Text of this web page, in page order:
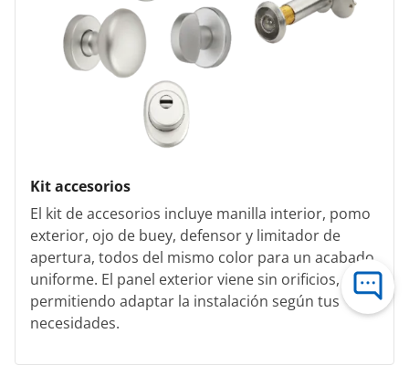
Kit accesorios
El kit de accesorios incluye manilla interior, pomo
exterior, ojo de buey, defensor y limitador de
apertura, todos del mismo color para un acabado
uniforme. El panel exterior viene sin orificios,
permitiendo adaptar la instalación según tus
necesidades.